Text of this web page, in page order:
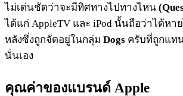
ไม่เด่นชัดว่าจะมีทิศทางไปทางไหน
ได้แก่ AppleTV และ iPod นั้นถือว่าได้หา
หลังซึ่งถูกจัดอยู่ในกลุ่ม Dogs ครับที่ถูกแท
นั่นเอง
คุณค่าของแบรนด์ Apple